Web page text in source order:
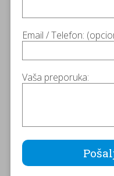
Email / Telefon:
Vaša preporuka: